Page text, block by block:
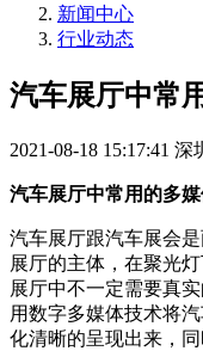
新闻中心
行业动态
汽车展厅中常
2021-08-18 15:17:41 深
汽车展厅中常用的多
汽车展厅跟汽车展会
展厅的主体，在聚光
展厅中不一定需要真
用数字多媒体技术将
化清晰的呈现出来，